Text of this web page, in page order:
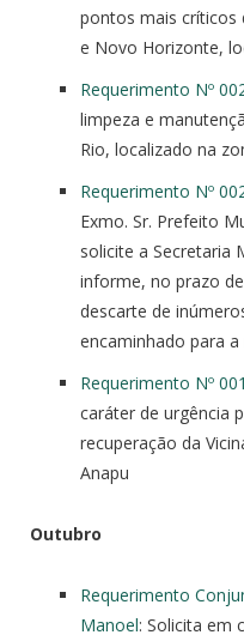
pontos mais críticos
e Novo Horizonte,
Requerimento Nº
limpeza e
Rio, localizado na
Requerimento Nº
Exmo. Sr. Prefeito
solicite a Secretaria
informe, no prazo
descarte de
encaminhado para a
Requerimento Nº
caráter de urgência
recuperação da
Anapu
Outubro
Requerimento
Manoel: Solicita em